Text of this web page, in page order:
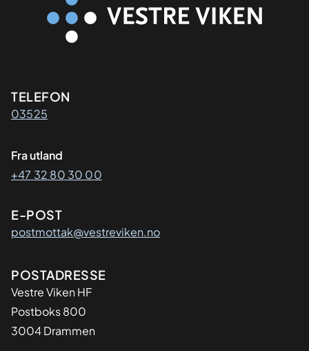
Kontaktinformasjon
TELEFON
03525
Fra utland
+47 32 80 30 00
E-POST
postmottak@vestreviken.no
Adresse
POSTADRESSE
Vestre Viken HF
Postboks 800
3004 Drammen